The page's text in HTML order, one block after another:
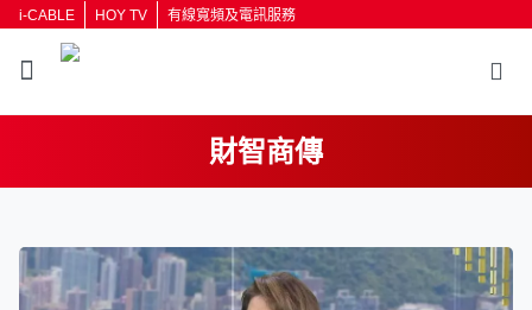
i-CABLE HOY TV 有線寬頻及電訊服務
財智商傳